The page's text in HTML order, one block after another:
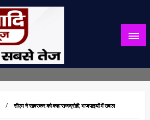
सीएम ने सावरकर को कहा राजद्रोही, भाजपाइयों में उबाल